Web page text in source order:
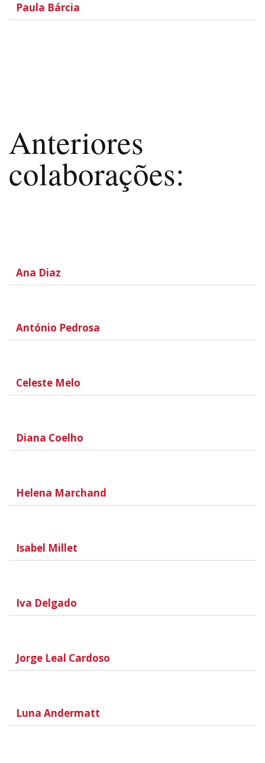
Paula Bárcia
Anteriores
colaborações:
Ana Diaz
António Pedrosa
Celeste Melo
Diana Coelho
Helena Marchand
Isabel Millet
Iva Delgado
Jorge Leal Cardoso
Luna Andermatt